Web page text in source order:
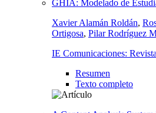
GHIA: Modelado de
Xavier Alamán Roldán,
Ortigosa, Pilar Rodríguez
IE Comunicaciones:
Resumen
Texto completo